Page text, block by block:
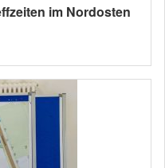
im Nordosten